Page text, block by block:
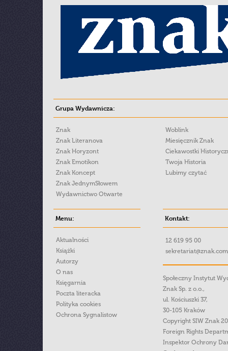
Grupa Wydawnicza:
Znak
Znak Literanova
Znak Horyzont
Znak Emotikon
Znak Koncept
Znak JednymSłowem
Wydawnictwo Otwarte
Woblink
Miesięcznik Znak
Ciekawostki
Twoja Historia
Lubimy czytać
Menu:
Aktualności
Książki
Autorzy
O nas
Księgarnia
Poczta literacka
Polityka cookies
Ochrona Sygnalistow
Kontakt:
12 619 95 00
Społeczny Instytut
Znak Sp. z o.o.,
ul. Kościuszki 37,
30-105 Kraków
Copyright SIW Znak
Foreign Rights
Inspektor Ochrony